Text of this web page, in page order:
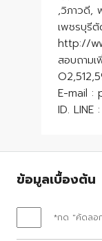
,วิภาวดี,
เพชรบุรี
http://
สอบถามเ
E-mail :
ID.
ข้อมูลเบื้องต้น
*กด "คัดลอก